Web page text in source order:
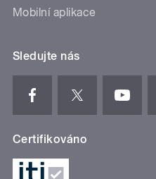
Mobilní aplikace
Sledujte nás
Certifikováno